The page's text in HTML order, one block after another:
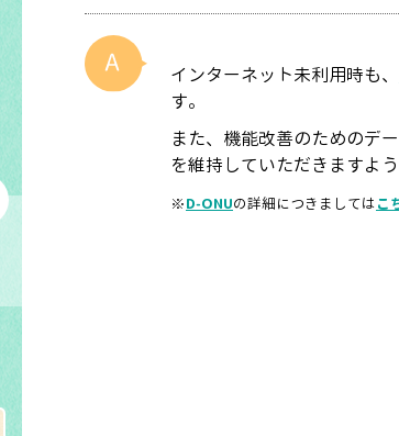
インターネット未利用時も、
す。
また、機能改善のためのデ
を維持していただきますよ
※D-ONUの詳細につきましてはこ